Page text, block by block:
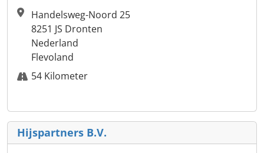
Handelsweg-Noord 25
8251 JS Dronten
Nederland
Flevoland
54 Kilometer
Hijspartners B.V.